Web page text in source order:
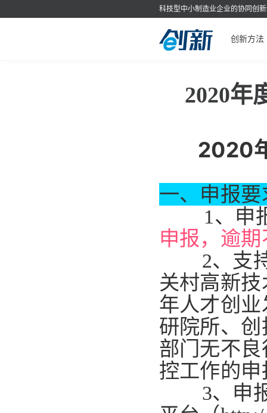
科技型中小制造业企业的协同创
创新方法
2020年
2020
一、申报要
1、申
申报，逾
2、支
关村高新
年人才创
研院所、
部门无不
控工作的
3、申